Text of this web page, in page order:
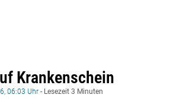
Krankenschein
06:03 Uhr - Lesezeit 3 Minuten